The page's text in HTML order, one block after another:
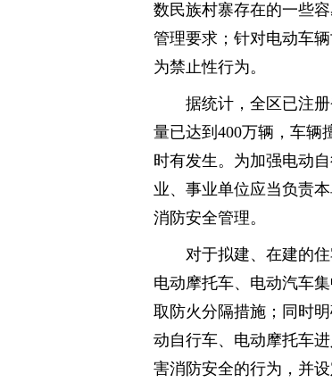
数民族村寨存在的一些
管理要求；针对电动车
为禁止性行为。
据统计，全区已注
量已达到400万辆，车辆
时有发生。为加强电动
业、事业单位应当负责
消防安全管理。
对于拟建、在建的
电动摩托车、电动汽车
取防火分隔措施；同时
动自行车、电动摩托车
害消防安全的行为，并设